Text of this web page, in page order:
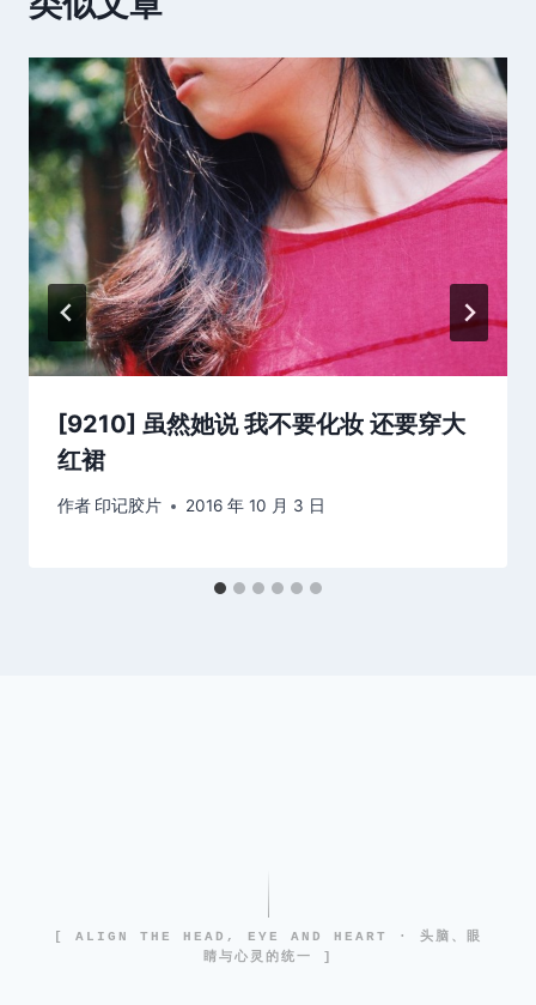
[9210] 虽然她说 我不要化妆 还要穿大
红裙
作者 印记胶片 2016 年 10 月 3 日
[ ALIGN THE HEAD, EYE AND HEART · 头脑、眼
睛与心灵的统一 ]